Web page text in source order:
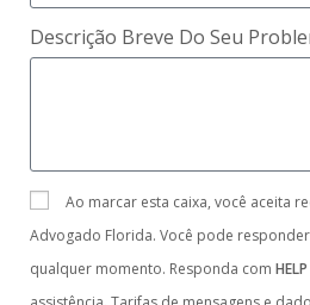
Descrição Breve Do Seu
Ao marcar esta caixa, você aceita
Advogado Florida. Você pode
qualquer momento. Responda com HELP